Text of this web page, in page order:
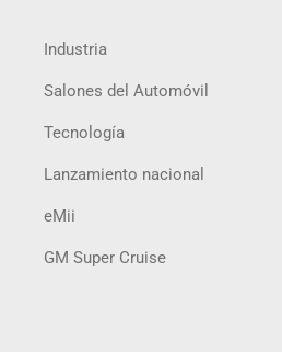
Industria
Salones del Automóvil
Tecnología
Lanzamiento nacional
eMii
GM Super Cruise